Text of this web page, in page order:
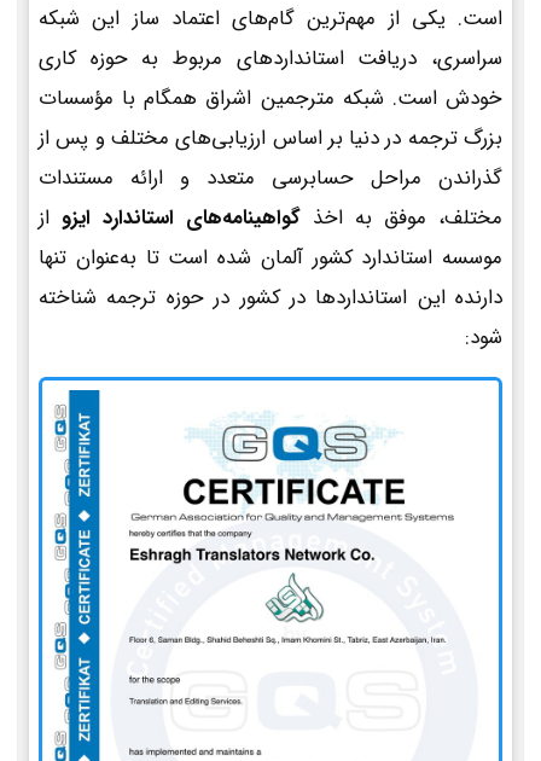
است. یکی از مهم‌ترین گام‌های اعتماد ساز این شبکه
سراسری، دریافت استانداردهای مربوط به حوزه کاری
خودش است. شبکه مترجمین اشراق همگام با مؤسسات
بزرگ ترجمه در دنیا بر اساس ارزیابی‌های مختلف و پس از
گذراندن مراحل حسابرسی متعدد و ارائه مستندات
مختلف، موفق به اخذ گواهینامه‌های استاندارد ایزو از
موسسه استاندارد کشور آلمان شده است تا به‌عنوان تنها
دارنده این استانداردها در کشور در حوزه ترجمه شناخته
شود: